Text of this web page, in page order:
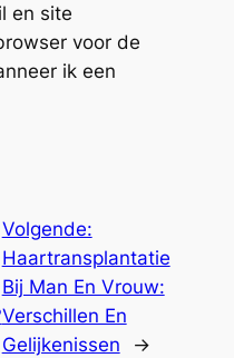
en site
voor de
ik een
Volgende:
Haartransplantatie
Bij Man En Vrouw:
Verschillen En
Gelijkenissen
→